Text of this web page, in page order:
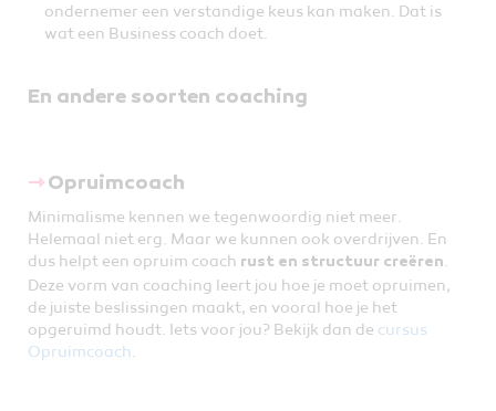
ondernemer een verstandige keus kan maken. Dat is
wat een Business coach doet.
En andere soorten coaching
⇾Opruimcoach
Minimalisme kennen we tegenwoordig niet meer.
Helemaal niet erg. Maar we kunnen ook overdrijven. En
dus helpt een opruim coach rust en structuur creëren.
Deze vorm van coaching leert jou hoe je moet opruimen,
de juiste beslissingen maakt, en vooral hoe je het
opgeruimd houdt. Iets voor jou? Bekijk dan de cursus
Opruimcoach.